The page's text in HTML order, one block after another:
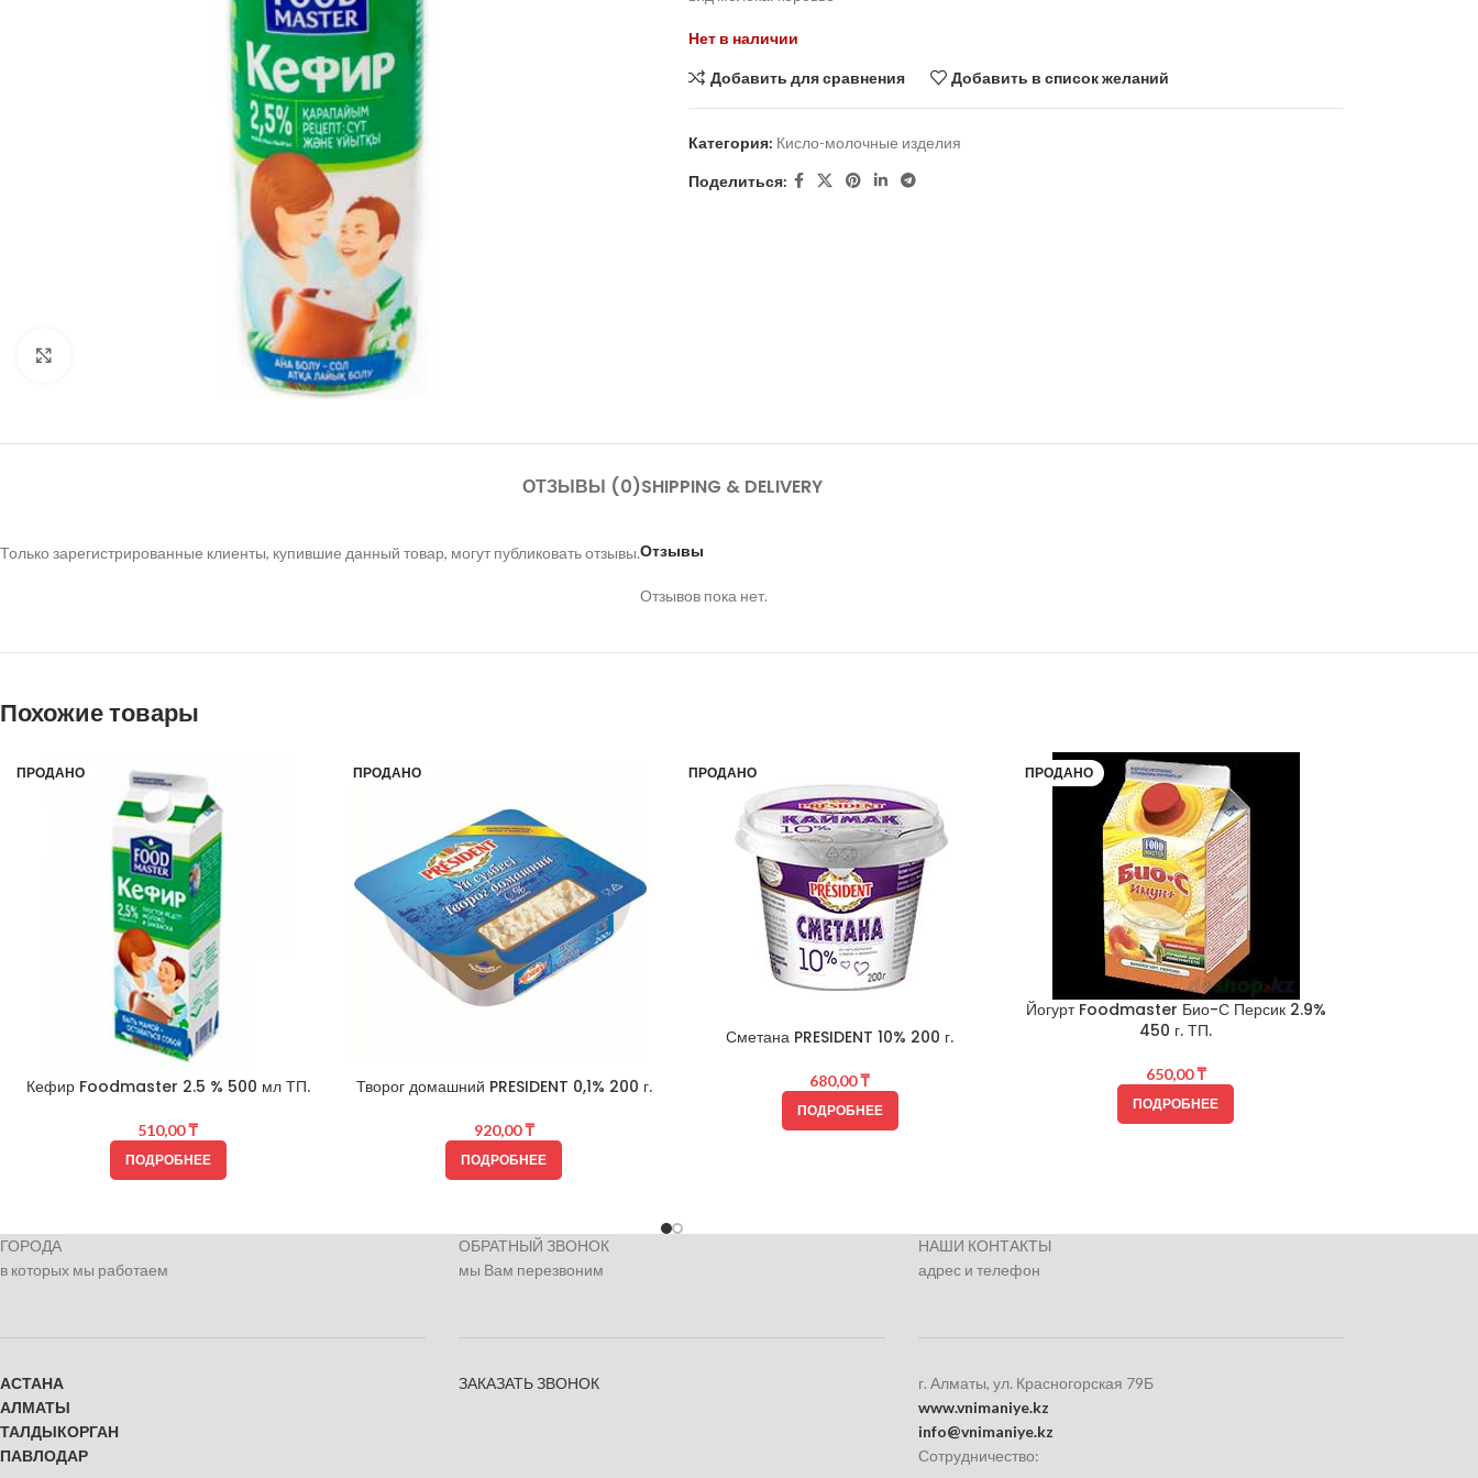
Нажмите, чтобы увеличить
Нет в наличии
Добавить для сравнения Добавить в список желаний
Категория: Кисло-молочные изделия
Поделиться:
ОТЗЫВЫ (0)SHIPPING & DELIVERY
Отзывы
Отзывов пока нет.
Только зарегистрированные клиенты, купившие данный товар, могут публиковать отзывы.
Похожие товары
ПРОДАНО
Кефир Foodmaster 2.5 % 500 мл ТП.
510,00₸
ПОДРОБНЕЕ
ПРОДАНО
Творог домашний PRESIDENT 0,1% 200 г.
920,00₸
ПОДРОБНЕЕ
ПРОДАНО
Сметана PRESIDENT 10% 200 г.
680,00₸
ПОДРОБНЕЕ
ПРОДАНО
Йогурт Foodmaster Био-С Персик 2.9%
450 г. ТП.
650,00₸
ПОДРОБНЕЕ
ГОРОДА
в которых мы работаем
АСТАНА
АЛМАТЫ
ТАЛДЫКОРГАН
ПАВЛОДАР
ОБРАТНЫЙ ЗВОНОК
мы Вам перезвоним
ЗАКАЗАТЬ ЗВОНОК
НАШИ КОНТАКТЫ
адрес и телефон
г. Алматы, ул. Красногорская 79Б
www.vnimaniye.kz
info@vnimaniye.kz
Сотрудничество: